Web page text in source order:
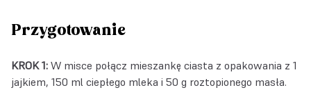
Przygotowanie
KROK 1: W misce połącz mieszankę ciasta z opakowania z 1
jajkiem, 150 ml ciepłego mleka i 50 g roztopionego masła.